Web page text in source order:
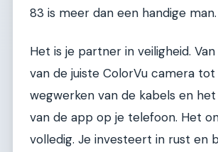
83 is meer dan een handige man.
Het is je partner in veiligheid.
van de juiste ColorVu camera
wegwerken van de kabels en
van de app op je telefoon. Het
volledig. Je investeert in rust en